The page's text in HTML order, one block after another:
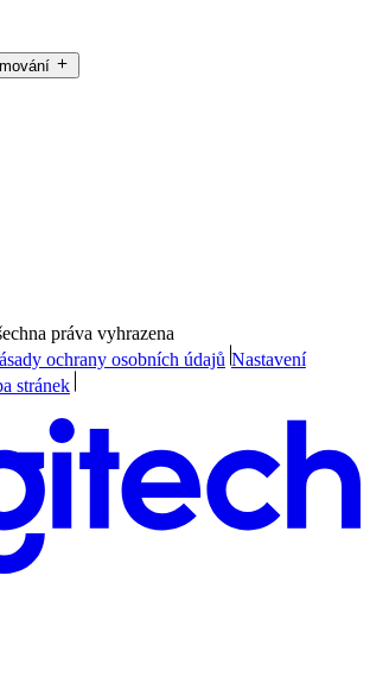
práva vyhrazena
ochrany osobních údajů Nastavení
stránek